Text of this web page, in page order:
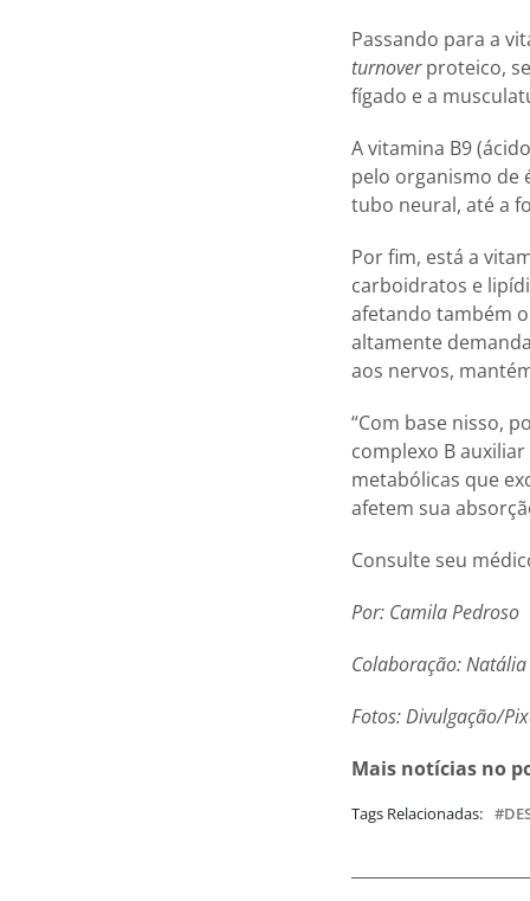
Passando para a
turnoverproteico,
fígado e a
A vitamina B9
pelo organismo de
tubo neural, até a
Por fim, está a
carboidratos e
afetando também
altamente
aos nervos,
“Com base nisso,
complexo B
metabólicas que
afetem sua
Consulte seu
Por: Camila Pedroso
Colaboração:
Fotos: Divulgação/
Mais notícias no
Tags Relacionadas: